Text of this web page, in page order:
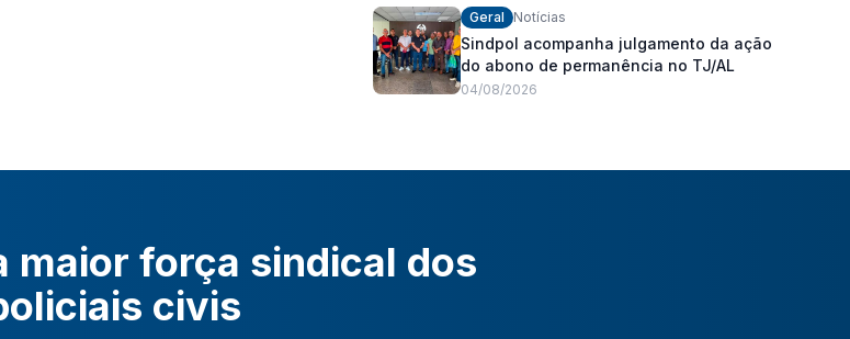
Geral Notícias
Sindpol acompanha julgamento da ação
do abono de permanência no TJ/AL
04/08/2026
maior força sindical dos
civis